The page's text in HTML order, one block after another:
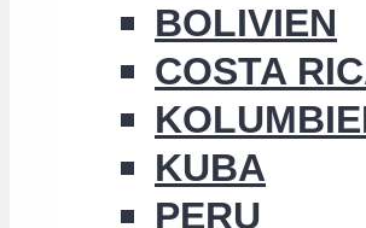
BOLIVIEN
COSTA
KUBA
PERU